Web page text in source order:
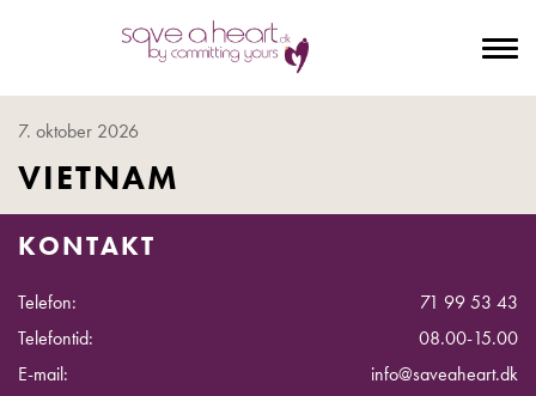
7. oktober 2026
VIETNAM
KONTAKT
Telefon:
71 99 53 43
Telefontid:
08.00-15.00
E-mail:
info@saveaheart.dk